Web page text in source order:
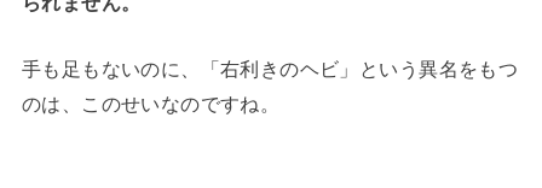
手も足もないのに、「右利きのヘビ」という異名をもつ
のは、このせいなのですね。